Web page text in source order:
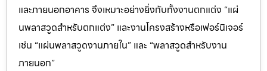
และภายนอกอาคาร จึงเหมาะอย่างยิ่งกับทั้งงานตกแต่ง “แผ่
นพลาสวูดสำหรับตกแต่ง” และงานโครงสร้างหรือเฟอร์นิเจอร์
เช่น “แผ่นพลาสวูดงานภายใน” และ “พลาสวูดสำหรับงาน
ภายนอก”